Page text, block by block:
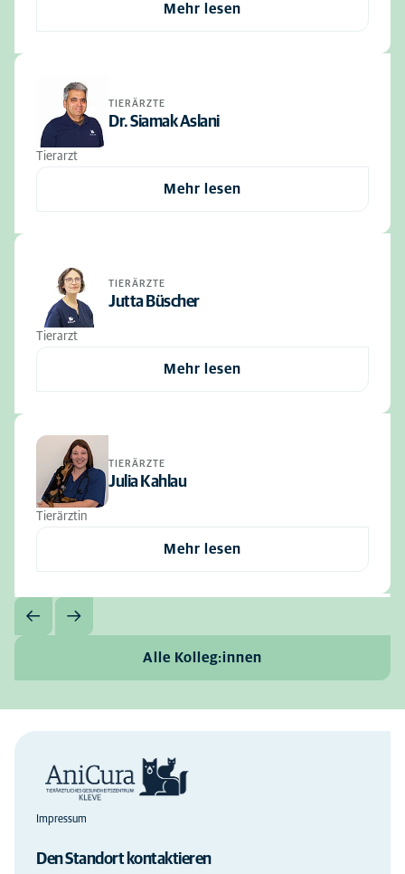
Mehr lesen
TIERÄRZTE
Dr. Siamak Aslani
Tierarzt
Mehr lesen
TIERÄRZTE
Jutta Büscher
Tierarzt
Mehr lesen
TIERÄRZTE
Julia Kahlau
Tierärztin
Mehr lesen
Alle Kolleg:innen
Impressum
Den Standort kontaktieren